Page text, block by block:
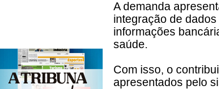
A demanda
integração de
informações
saúde.
Com isso, o
apresentados pelo